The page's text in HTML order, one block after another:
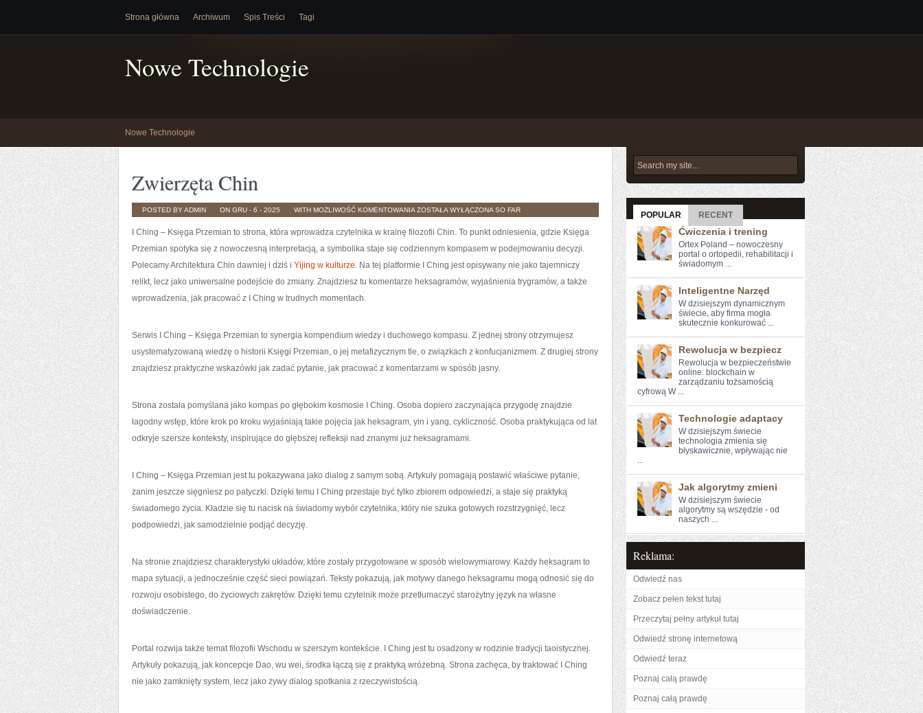
Strona główna Archiwum Spis Treści Tagi
Nowe Technologie
Nowe Technologie
Zwierzęta Chin
POSTED BY ADMIN ON GRU - 6 - 2025 WITH MOŻLIWOŚĆ KOMENTOWANIA ZWIERZĘTA
CHIN
ZOSTAŁA WYŁĄCZONA SO FAR
I Ching – Księga Przemian to strona, która wprowadza czytelnika w krainę filozofii Chin. To punkt odniesienia, gdzie Księga
Przemian spotyka się z nowoczesną interpretacją, a symbolika staje się codziennym kompasem w podejmowaniu decyzji.
Polecamy Architektura Chin dawniej i dziś i Yijing w kulturze. Na tej platformie I Ching jest opisywany nie jako tajemniczy
relikt, lecz jako uniwersalne podejście do zmiany. Znajdziesz tu komentarze heksagramów, wyjaśnienia trygramów, a także
wprowadzenia, jak pracować z I Ching w trudnych momentach.
Serwis I Ching – Księga Przemian to synergia kompendium wiedzy i duchowego kompasu. Z jednej strony otrzymujesz
usystematyzowaną wiedzę o historii Księgi Przemian, o jej metafizycznym tle, o związkach z konfucjanizmem. Z drugiej strony
znajdziesz praktyczne wskazówki jak zadać pytanie, jak pracować z komentarzami w sposób jasny.
Strona została pomyślana jako kompas po głębokim kosmosie I Ching. Osoba dopiero zaczynająca przygodę znajdzie
łagodny wstęp, które krok po kroku wyjaśniają takie pojęcia jak heksagram, yin i yang, cykliczność. Osoba praktykująca od lat
odkryje szersze konteksty, inspirujące do głębszej refleksji nad znanymi już heksagramami.
I Ching – Księga Przemian jest tu pokazywana jako dialog z samym sobą. Artykuły pomagają postawić właściwe pytanie,
zanim jeszcze sięgniesz po patyczki. Dzięki temu I Ching przestaje być tylko zbiorem odpowiedzi, a staje się praktyką
świadomego życia. Kładzie się tu nacisk na świadomy wybór czytelnika, który nie szuka gotowych rozstrzygnięć, lecz
podpowiedzi, jak samodzielnie podjąć decyzję.
Na stronie znajdziesz charakterystyki układów, które zostały przygotowane w sposób wielowymiarowy. Każdy heksagram to
mapa sytuacji, a jednocześnie część sieci powiązań. Teksty pokazują, jak motywy danego heksagramu mogą odnosić się do
rozwoju osobistego, do życiowych zakrętów. Dzięki temu czytelnik może przetłumaczyć starożytny język na własne
doświadczenie.
Portal rozwija także temat filozofii Wschodu w szerszym kontekście. I Ching jest tu osadzony w rodzinie tradycji taoistycznej.
Artykuły pokazują, jak koncepcje Dao, wu wei, środka łączą się z praktyką wróżebną. Strona zachęca, by traktować I Ching
nie jako zamknięty system, lecz jako żywy dialog spotkania z rzeczywistością.
POPULAR RECENT
Ćwiczenia i trening
Ortex Poland – nowoczesny
portal o ortopedii, rehabilitacji i
świadomym ...
Inteligentne Narzęd
W dzisiejszym dynamicznym⁤
świecie, aby⁤ firma mogła
skutecznie konkurować‍ ...
Rewolucja w bezpiecz
Rewolucja w ⁣bezpieczeństwie ​
online: blockchain w
zarządzaniu ‍tożsamością
cyfrową W ...
Technologie adaptacy
W dzisiejszym świecie
technologia ‍zmienia się
błyskawicznie, wpływając nie
...
Jak algorytmy zmieni
W dzisiejszym świecie
algorytmy są wszędzie - od
naszych ...
Reklama:
Odwiedź nas
Zobacz pełen tekst tutaj
Przeczytaj pełny artykuł tutaj
Odwiedź stronę internetową
Odwiedź teraz
Poznaj całą prawdę
Poznaj całą prawdę